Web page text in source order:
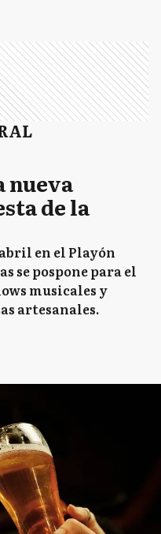
nueva
de la
abril en el Playón
se pospone para el
musicales y
artesanales.